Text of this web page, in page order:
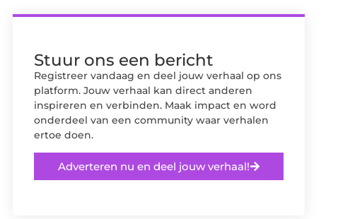
Stuur ons een bericht
Registreer vandaag en deel jouw verhaal op ons
platform. Jouw verhaal kan direct anderen
inspireren en verbinden. Maak impact en word
onderdeel van een community waar verhalen
ertoe doen.
Adverteren nu en deel jouw verhaal!